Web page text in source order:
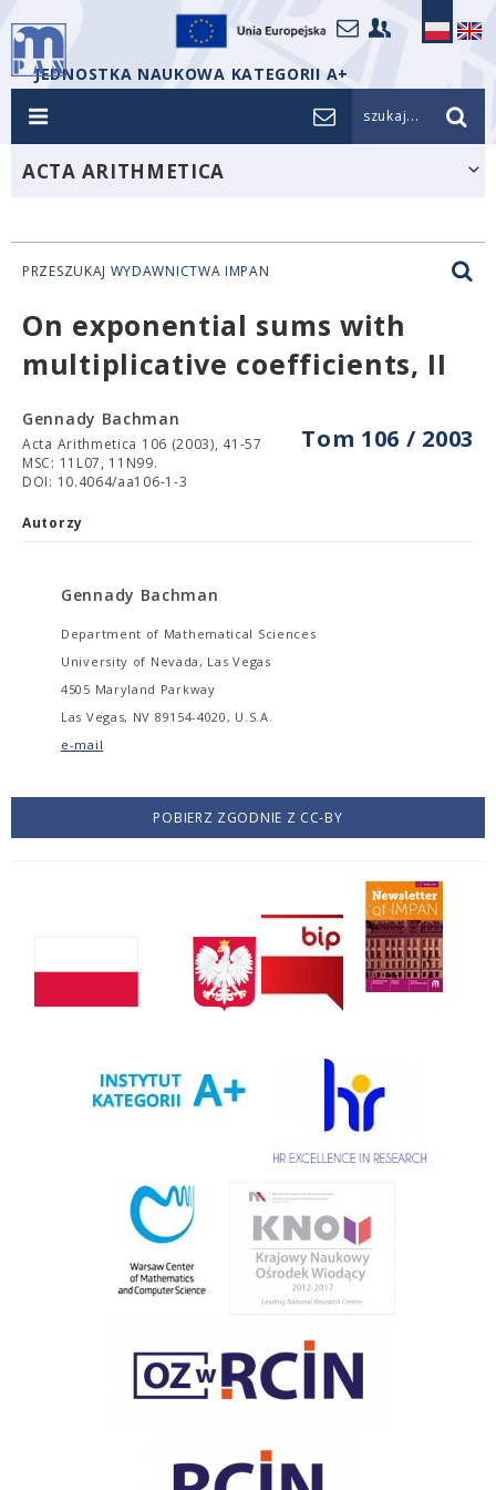
JEDNOSTKA NAUKOWA KATEGORII A+
szukaj...
ACTA ARITHMETICA
PRZESZUKAJ WYDAWNICTWA IMPAN
On exponential sums with
multiplicative coefficients, II
Tom 106 / 2003
Gennady Bachman
Acta Arithmetica 106 (2003), 41-57
MSC: 11L07, 11N99.
DOI: 10.4064/aa106-1-3
Autorzy
Gennady Bachman
Department of Mathematical Sciences
University of Nevada, Las Vegas
4505 Maryland Parkway
Las Vegas, NV 89154-4020, U.S.A.
e-mail
POBIERZ ZGODNIE Z CC-BY